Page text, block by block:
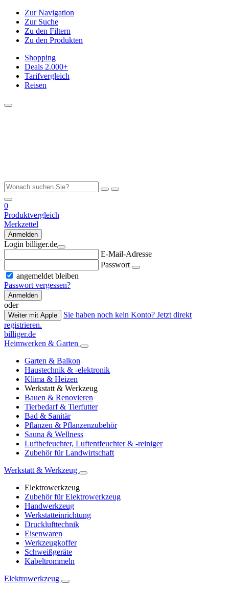
Zur Navigation
Zur Suche
Zu den Filtern
Zu den Produkten
Shopping
Deals 2.000+
Tarifvergleich
Reisen
0
Produktvergleich
Merkzettel
Anmelden
Login billiger.de
E-Mail-Adresse
Passwort
angemeldet bleiben
Passwort vergessen?
Anmelden
oder
Weiter mit Apple
Sie haben noch kein Konto? Jetzt direkt
registrieren.
billiger.de
Heimwerken & Garten
Garten & Balkon
Haustechnik & -elektronik
Klima & Heizen
Werkstatt & Werkzeug
Bauen & Renovieren
Tierbedarf & Tierfutter
Bad & Sanitär
Pflanzen & Pflanzenzubehör
Sauna & Wellness
Luftbefeuchter, Luftentfeuchter & -reiniger
Zubehör für Landwirtschaft
Werkstatt & Werkzeug
Elektrowerkzeug
Zubehör für Elektrowerkzeug
Handwerkzeug
Werkstatteinrichtung
Drucklufttechnik
Eisenwaren
Werkzeugkoffer
Schweißgeräte
Kabeltrommeln
Elektrowerkzeug